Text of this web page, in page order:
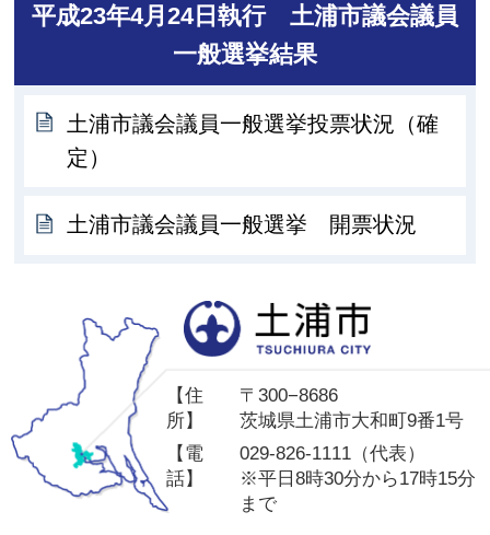
平成23年4月24日執行 土浦市議会議員
一般選挙結果
土浦市議会議員一般選挙投票状況（確
定）
土浦市議会議員一般選挙 開票状況
【住
所】
〒300−8686
茨城県土浦市大和町9番1号
【電
話】
029-826-1111（代表）
※平日8時30分から17時15分
まで